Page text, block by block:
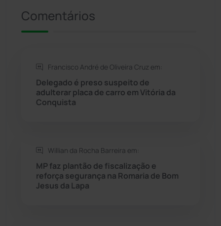
Riacho de Santana
Rio do Antônio
Rio do Pires
Seabra
Sebastião Laranjeiras
Comentários
Francisco André de Oliveira Cruz em:
Delegado é preso suspeito de
adulterar placa de carro em Vitória da
Conquista
Willian da Rocha Barreira em:
MP faz plantão de fiscalização e
reforça segurança na Romaria de Bom
Jesus da Lapa